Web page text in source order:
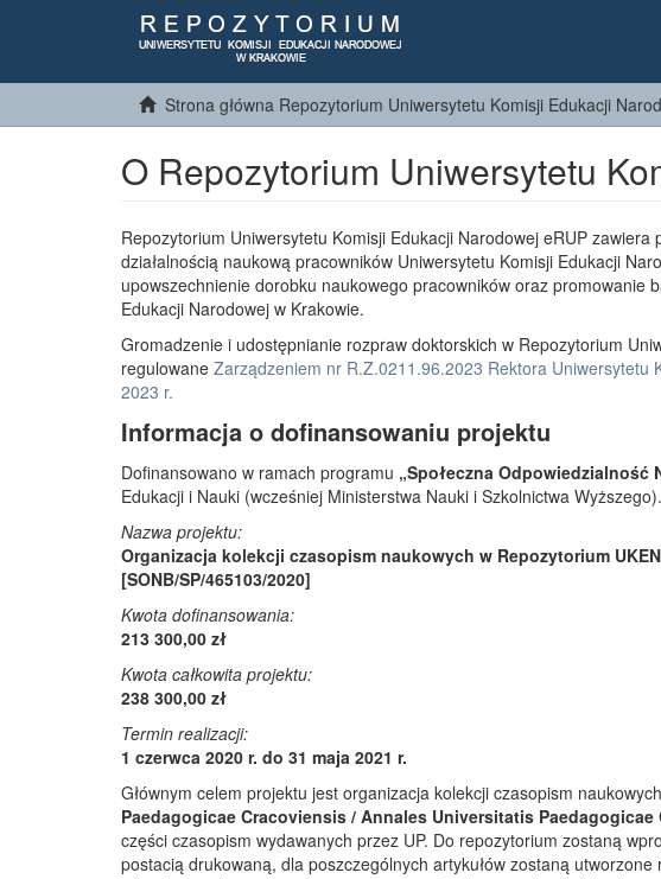
Strona główna Repozytorium Uniwersytetu Komisji Edukacji
O Repozytorium Uniwersytetu
Repozytorium Uniwersytetu Komisji Edukacji Narodowej eRUP
działalnością naukową pracowników Uniwersytetu Komisji Edukacji
upowszechnienie dorobku naukowego pracowników oraz promowanie
Edukacji Narodowej w Krakowie.
Gromadzenie i udostępnianie rozpraw doktorskich w Repozytorium
regulowane Zarządzeniem nr R.Z.0211.96.2023 Rektora
2023 r.
Informacja o dofinansowaniu projektu
Dofinansowano w ramach programu „Społeczna
Edukacji i Nauki (wcześniej Ministerstwa Nauki i Szkolnictwa Wyższego).
Nazwa projektu:
Organizacja kolekcji czasopism naukowych w Repozytorium
[SONB/SP/465103/2020]
Kwota dofinansowania:
213 300,00 zł
Kwota całkowita projektu:
238 300,00 zł
Termin realizacji:
1 czerwca 2020 r. do 31 maja 2021 r.
Głównym celem projektu jest organizacja kolekcji czasopism naukowych
Paedagogicae Cracoviensis / Annales Universitatis Paedagogicae
części czasopism wydawanych przez UP. Do repozytorium zostaną
postacią drukowaną, dla poszczególnych artykułów zostaną